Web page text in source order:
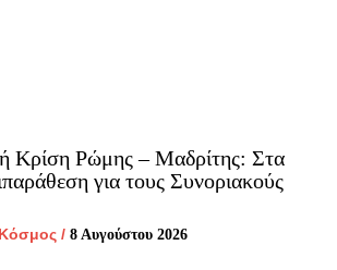
Κρίση Ρώμης – Μαδρίτης: Στα
για τους Συνοριακούς
Κόσμος / 8 Αυγούστου 2026